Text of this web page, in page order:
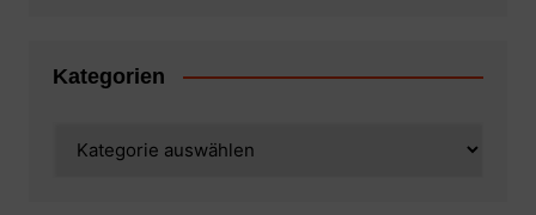
Kategorien